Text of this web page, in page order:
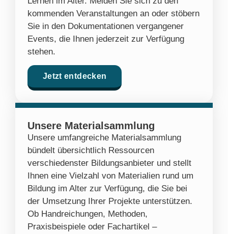
kommenden Veranstaltungen an oder stöbern
Sie in den Dokumentationen vergangener
Events, die Ihnen jederzeit zur Verfügung
stehen.
Jetzt entdecken
Unsere Materialsammlung
Unsere umfangreiche Materialsammlung
bündelt übersichtlich Ressourcen
verschiedenster Bildungsanbieter und stellt
Ihnen eine Vielzahl von Materialien rund um
Bildung im Alter zur Verfügung, die Sie bei
der Umsetzung Ihrer Projekte unterstützen.
Ob Handreichungen, Methoden,
Praxisbeispiele oder Fachartikel –